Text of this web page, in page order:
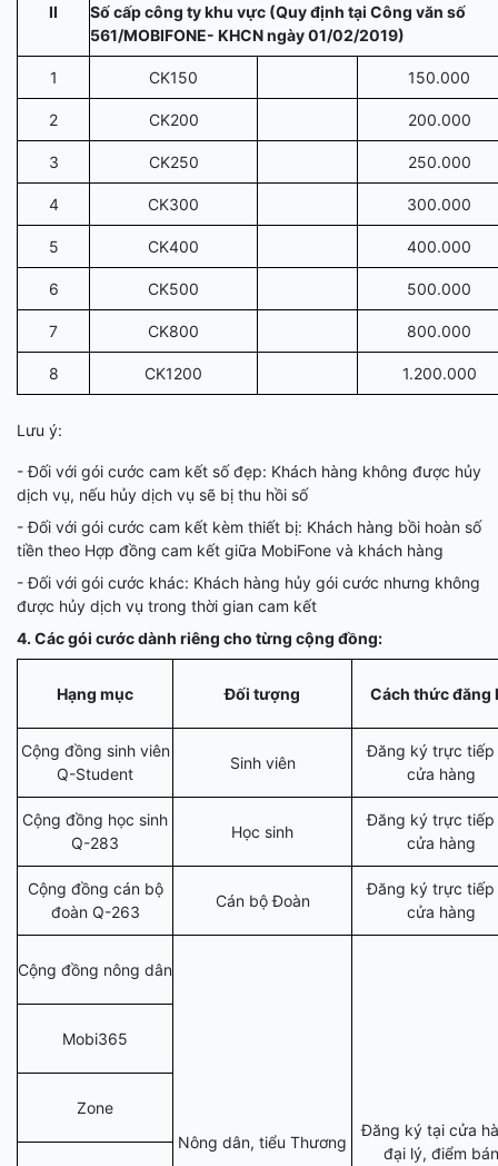
II
Số cấp công ty khu vực (Quy định tại Công văn số
561/MOBIFONE- KHCN ngày 01/02/2019)
1 CK150 150.000
2 CK200 200.000
3 CK250 250.000
4 CK300 300.000
5 CK400 400.000
6 CK500 500.000
7 CK800 800.000
8 CK1200 1.200.000
Lưu ý:
- Đối với gói cước cam kết số đẹp: Khách hàng không được hủy
dịch vụ, nếu hủy dịch vụ sẽ bị thu hồi số
- Đối với gói cước cam kết kèm thiết bị: Khách hàng bồi hoàn số
tiền theo Hợp đồng cam kết giữa MobiFone và khách hàng
- Đối với gói cước khác: Khách hàng hủy gói cước nhưng không
được hủy dịch vụ trong thời gian cam kết
4. Các gói cước dành riêng cho từng cộng đồng:
Hạng mục Đối tượng Cách thức đăng
Cộng đồng sinh viên
Q-Student
Sinh viên
Đăng ký trực tiếp
cửa hàng
Cộng đồng học sinh
Q-283
Học sinh
Đăng ký trực tiếp
cửa hàng
Cộng đồng cán bộ
đoàn Q-263
Cán bộ Đoàn
Đăng ký trực tiếp
cửa hàng
Cộng đồng nông dân
Nông dân, tiểu Thương
Đăng ký tại cửa
đại lý, điểm bán
Mobi365
Zone